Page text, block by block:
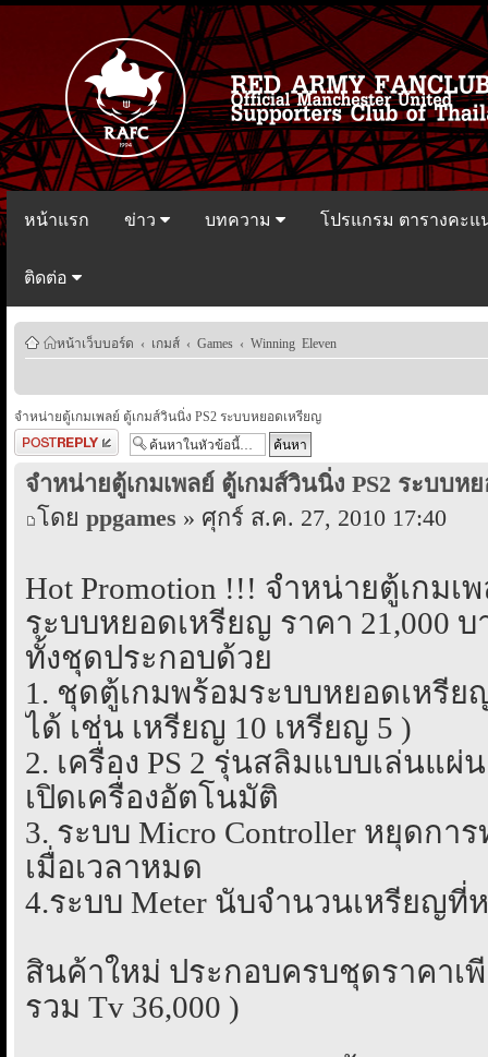
หน้าแรก ข่าว บทความ โปรแกรม ตารางคะ
ติดต่อ
หน้าเว็บบอร์ด ‹ เกมส์ ‹ Games ‹ Winning Eleven
จำหน่ายตู้เกมเพลย์ ตู้เกมส์วินนิ่ง PS2 ระบบหยอดเหรียญ
ตอบกระทู้
จำหน่ายตู้เกมเพลย์ ตู้เกมส์วินนิ่ง PS2 ระบบห
โดย ppgames » ศุกร์ ส.ค. 27, 2010 17:40
Hot Promotion !!! จำหน่ายตู้เกมเ
ระบบหยอดเหรียญ ราคา 21,000
ทั้งชุดประกอบด้วย
1. ชุดตู้เกมพร้อมระบบหยอดเหรี
ได้ เช่น เหรียญ 10 เหรียญ 5 )
2. เครื่อง PS 2 รุ่นสลิมแบบเล่นแ
เปิดเครื่องอัตโนมัติ
3. ระบบ Micro Controller หยุดก
เมื่อเวลาหมด
4.ระบบ Meter นับจำนวนเหรียญที่
สินค้าใหม่ ประกอบครบชุดราคาเพี
รวม Tv 36,000 )